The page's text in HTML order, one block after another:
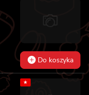
Do koszyka
★